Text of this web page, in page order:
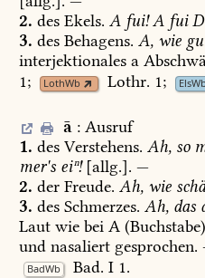
2. des Ekels. A fui!A fui
3. des Behagens. A, wie
interjektionales a
1; LothWb Lothr. 1;
ā :Ausruf
1. des Verstehens. Ah, so
mer's eiⁿ![allg.]. —
2. der Freude. Ah, wie
3. des Schmerzes. Ah, das
Laut wie bei A
und nasaliert gesprochen.
BadWb Bad. I1.